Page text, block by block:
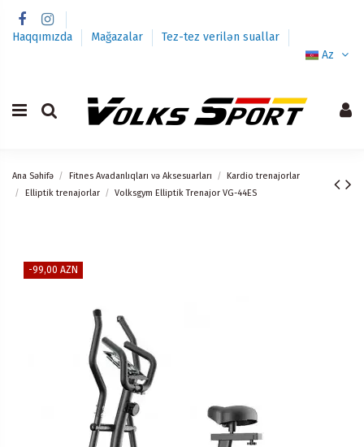
Haqqımızda Mağazalar
Tez-tez verilən suallar
Az
Ana Səhifə Fitnes Avadanlıqları və Aksesuarları
Kardio trenajorlar
Elliptik trenajorlar
Volksgym Elliptik Trenajor VG-44ES
-99,00 AZN